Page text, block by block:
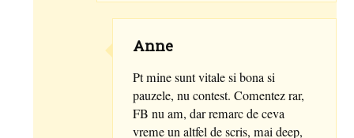
Anne
Pt mine sunt vitale si bona si
pauzele, nu contest. Comentez rar,
FB nu am, dar remarc de ceva
vreme un altfel de scris, mai deep,